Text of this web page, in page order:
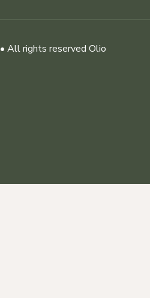
• All rights reserved Olio